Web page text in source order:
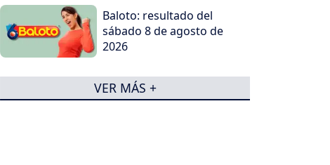
Baloto: resultado del
sábado 8 de agosto de
2026
VER MÁS +